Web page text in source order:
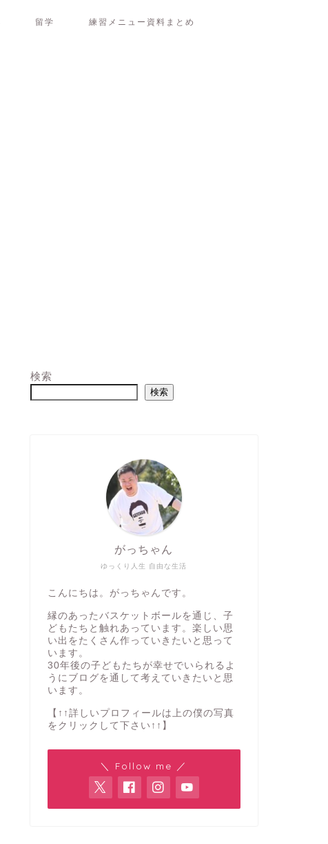
留学 練習メニュー資料まとめ
検索
検索
ゆっくり人生 自由な生活
がっちゃん
こんにちは。がっちゃんです。
縁のあったバスケットボールを通じ、子
どもたちと触れあっています。楽しい思
い出をたくさん作っていきたいと思って
います。
30年後の子どもたちが幸せでいられるよ
うにブログを通して考えていきたいと思
います。
【↑↑詳しいプロフィールは上の僕の写真
をクリックして下さい↑↑】
＼ Follow me ／